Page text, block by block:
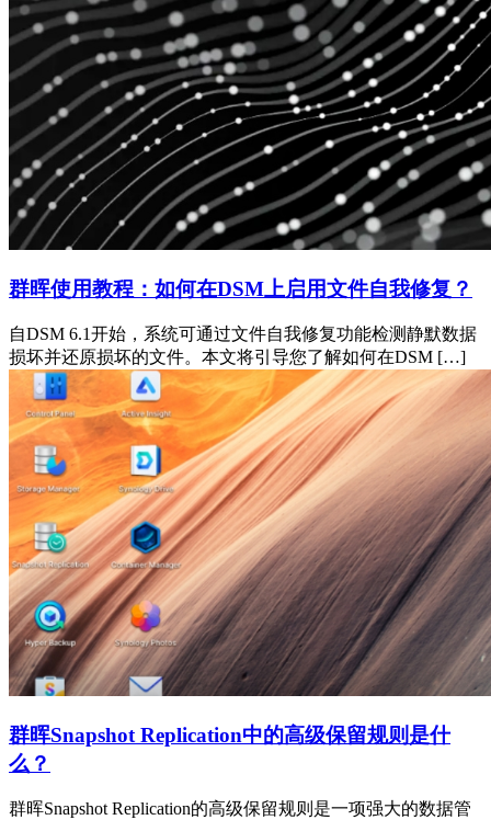
群晖使用教程：如何在DSM上启用文件自我修复？
自DSM 6.1开始，系统可通过文件自我修复功能检测静默数据
损坏并还原损坏的文件。本文将引导您了解如何在DSM […]
群晖Snapshot Replication中的高级保留规则是什
么？
群晖Snapshot Replication的高级保留规则是一项强大的数据管